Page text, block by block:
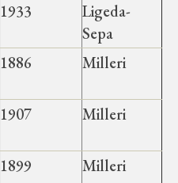
1933
Ligeda-
Sepa
1886 Milleri
1907 Milleri
1899 Milleri